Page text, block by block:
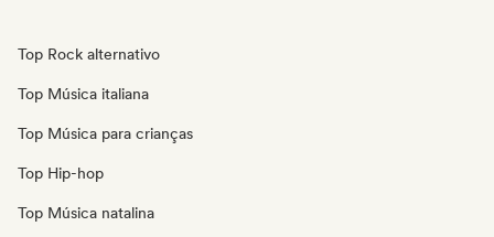
Top Rock alternativo
Top Música italiana
Top Música para crianças
Top Hip-hop
Top Música natalina